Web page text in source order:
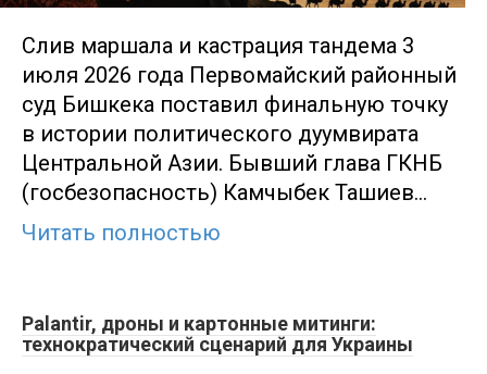
Слив маршала и кастрация тандема 3
июля 2026 года Первомайский районный
суд Бишкека поставил финальную точку
в истории политического дуумвирата
Центральной Азии. Бывший глава ГКНБ
(госбезопасность) Камчыбек Ташиев…
Читать полностью
Palantir, дроны и картонные митинги:
технократический сценарий для Украины